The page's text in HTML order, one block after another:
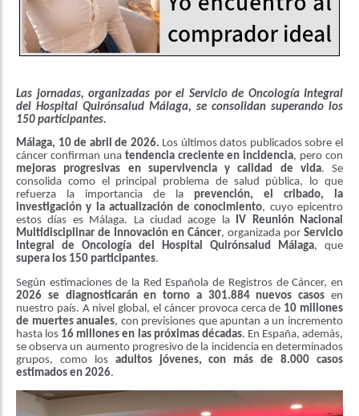
Las jornadas, organizadas por el Servicio de Oncología Integral
del Hospital Quirónsalud Málaga, se consolidan superando los
150 participantes.
Málaga, 10 de abril de 2026. Los últimos datos publicados sobre el
cáncer confirman una tendencia creciente en incidencia, pero con
mejoras progresivas en supervivencia y calidad de vida. Se
consolida como el principal problema de salud pública, lo que
refuerza la importancia de la prevención, el cribado, la
investigación y la actualización de conocimiento, cuyo epicentro
estos días es Málaga. La ciudad acoge la IV Reunión Nacional
Multidisciplinar de Innovación en Cáncer, organizada por Servicio
Integral de Oncología del Hospital Quirónsalud Málaga, que
supera los 150 participantes.
Según estimaciones de la Red Española de Registros de Cáncer, en
2026 se diagnosticarán en torno a 301.884 nuevos casos en
nuestro país. A nivel global, el cáncer provoca cerca de 10 millones
de muertes anuales, con previsiones que apuntan a un incremento
hasta los 16 millones en las próximas décadas. En España, además,
se observa un aumento progresivo de la incidencia en determinados
grupos, como los adultos jóvenes, con más de 8.000 casos
estimados en 2026.